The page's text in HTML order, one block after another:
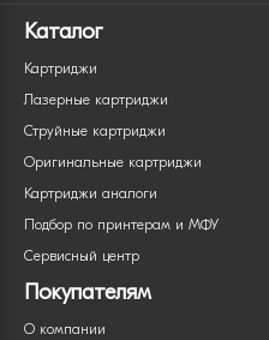
Каталог
Картриджи
Лазерные картриджи
Струйные картриджи
Оригинальные картриджи
Картриджи аналоги
Подбор по принтерам и МФУ
Сервисный центр
Покупателям
О компании